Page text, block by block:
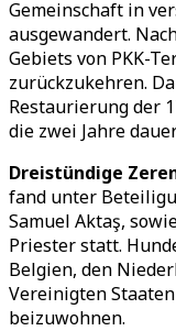
Gemeinschaft in
ausgewandert.
Gebiets von PKK-
zurückzukehren.
Restaurierung der
die zwei Jahre
Dreistündige
fand unter
Samuel Aktaş,
Priester statt.
Belgien, den
Vereinigten
beizuwohnen.